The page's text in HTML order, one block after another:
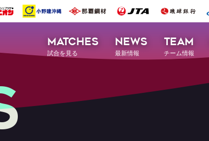
MATCHES
試合を見る
NEWS
最新情報
TEAM
チーム情報